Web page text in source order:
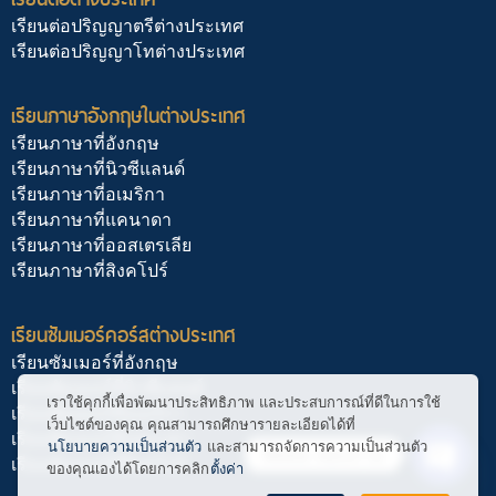
เรียนต่อปริญญาตรีต่างประเทศ
เรียนต่อปริญญาโทต่างประเทศ
เรียนภาษาอังกฤษในต่างประเทศ
เรียนภาษาที่อังกฤษ
เรียนภาษาที่นิวซีแลนด์
เรียนภาษาที่อเมริกา
เรียนภาษาที่แคนาดา
เรียนภาษาที่ออสเตรเลีย
เรียนภาษาที่สิงคโปร์
เรียนซัมเมอร์คอร์สต่างประเทศ
เรียนซัมเมอร์ที่อังกฤษ
เรียนซัมเมอร์ที่นิวซีแลนด์
เรียนซัมเมอร์ที่อเมริกา
เรียนซัมเมอร์ที่แคนาดา
เรียนซัมเมอร์ที่สิงคโปร์
เราใช้คุกกี้เพื่อพัฒนาประสิทธิภาพ และประสบการณ์ที่ดีในการใช้
เว็บไซต์ของคุณ คุณสามารถศึกษารายละเอียดได้ที่
นโยบายความเป็นส่วนตัว และสามารถจัดการความเป็นส่วนตัว
ของคุณเองได้โดยการคลิก ตั้งค่า
ติดต่อ สอบถาม
Open